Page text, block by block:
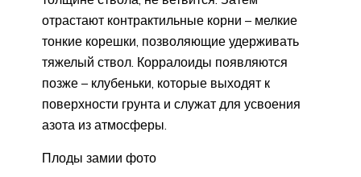
отрастают контрактильные корни – мелкие
тонкие корешки, позволяющие удерживать
тяжелый ствол. Корралоиды появляются
позже – клубеньки, которые выходят к
поверхности грунта и служат для усвоения
азота из атмосферы.
Плоды замии фото